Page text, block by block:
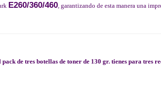
E260/360/460, garantizando de esta manera una
pack de tres botellas de toner de 130 gr. tienes para tres